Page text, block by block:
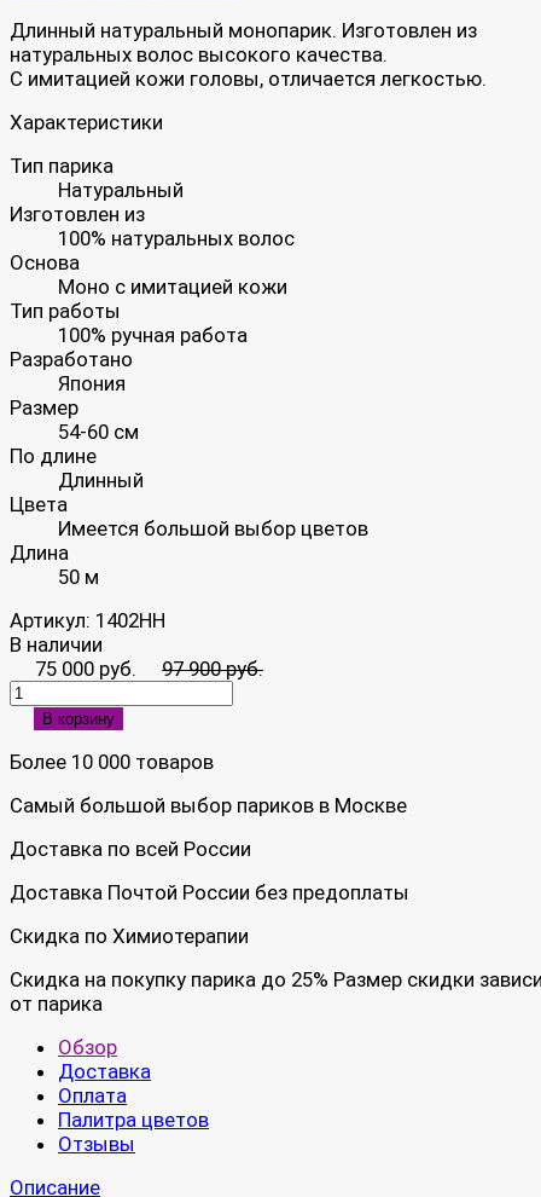
Длинный натуральный монопарик. Изготовлен из
натуральных волос высокого качества.
С имитацией кожи головы, отличается легкостью.
Характеристики
Тип парика
Натуральный
Изготовлен из
100% натуральных волос
Основа
Моно с имитацией кожи
Тип работы
100% ручная работа
Разработано
Япония
Размер
54-60 см
По длине
Длинный
Цвета
Имеется большой выбор цветов
Длина
50 м
Артикул: 1402HH
В наличии
75 000 руб.
97 900 руб.
В корзину
Более 10 000 товаров
Самый большой выбор париков в Москве
Доставка по всей России
Доставка Почтой России без предоплаты
Скидка по Химиотерапии
Скидка на покупку парика до 25% Размер скидки
от парика
Обзор
Доставка
Оплата
Палитра цветов
Отзывы
Описание